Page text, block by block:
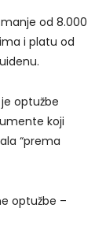
od 8.000
i platu od
optužbe
koji
“prema
optužbe –